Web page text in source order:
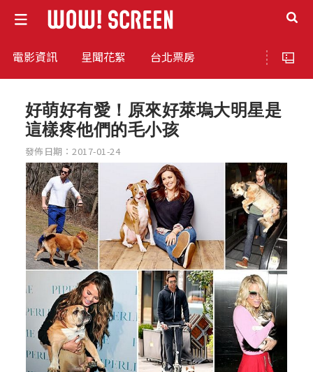
電影資訊 星聞花絮 台北票房
好萌好有愛！原來好萊塢大明星是
這樣疼他們的毛小孩
發佈日期：2017-01-24